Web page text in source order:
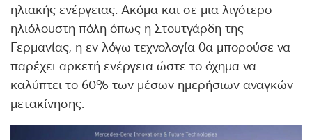
ηλιακής ενέργειας. Ακόμα και σε μια λιγότερο
ηλιόλουστη πόλη όπως η Στουτγάρδη της
Γερμανίας, η εν λόγω τεχνολογία θα μπορούσε να
παρέχει αρκετή ενέργεια ώστε το όχημα να
καλύπτει το 60% των μέσων ημερήσιων αναγκών
μετακίνησης.